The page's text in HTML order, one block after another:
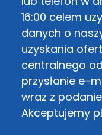
16:00 celem
danych o
uzyskania
centralnego
przysłanie e-
wraz z
Akceptujemy